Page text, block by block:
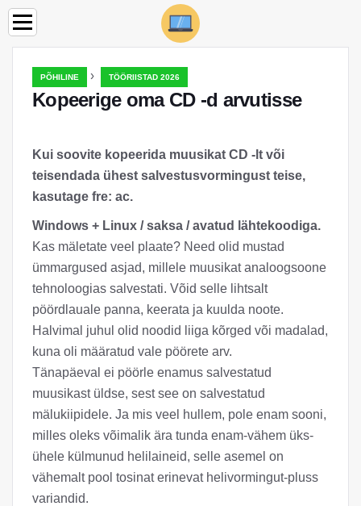
PÕHILINE › TÖÖRIISTAD 2026
Kopeerige oma CD -d arvutisse
Kui soovite kopeerida muusikat CD -lt või
teisendada ühest salvestusvormingust teise,
kasutage fre: ac.
Windows + Linux / saksa / avatud lähtekoodiga.
Kas mäletate veel plaate? Need olid mustad
ümmargused asjad, millele muusikat analoogsoone
tehnoloogias salvestati. Võid selle lihtsalt
pöördlauale panna, keerata ja kuulda noote.
Halvimal juhul olid noodid liiga kõrged või madalad,
kuna oli määratud vale pöörete arv.
Tänapäeval ei pöörle enamus salvestatud
muusikast üldse, sest see on salvestatud
mälukiipidele. Ja mis veel hullem, pole enam sooni,
milles oleks võimalik ära tunda enam-vähem üks-
ühele külmunud helilaineid, selle asemel on
vähemalt pool tosinat erinevat helivormingut-pluss
variandid.